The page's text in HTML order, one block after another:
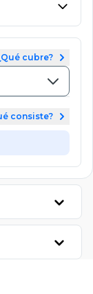
cubre?
consiste?